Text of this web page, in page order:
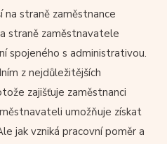
straně zaměstnance
straně zaměstnavatele
spojeného s administrativou.
z nejdůležitějších
zajišťuje zaměstnanci
umožňuje získat
jak vzniká pracovní poměr a